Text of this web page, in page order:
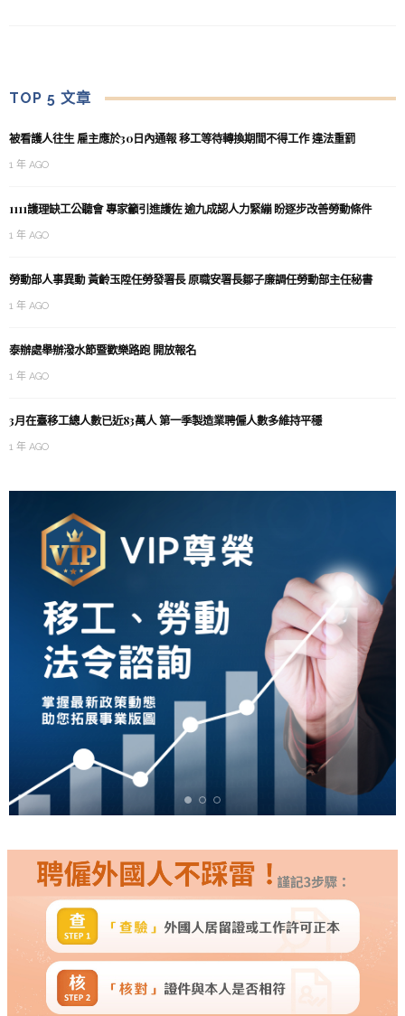
TOP 5 文章
被看護人往生 雇主應於30日內通報 移工等待轉換期間不得工作 違法重罰
1 年 AGO
1111護理缺工公聽會 專家籲引進護佐 逾九成認人力緊繃 盼逐步改善勞動條件
1 年 AGO
勞動部人事異動 黃齡玉陞任勞發署長 原職安署長鄒子廉調任勞動部主任秘書
1 年 AGO
泰辦處舉辦潑水節暨歡樂路跑 開放報名
1 年 AGO
3月在臺移工總人數已近83萬人 第一季製造業聘僱人數多維持平穩
1 年 AGO